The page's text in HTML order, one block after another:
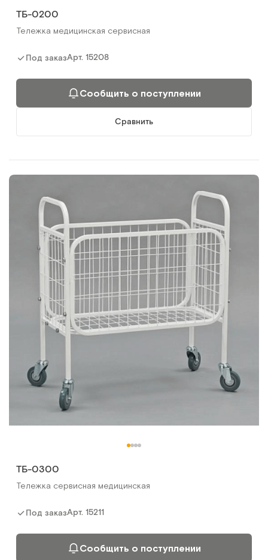
ТБ-0200
Тележка медицинская сервисная
Под заказАрт. 15208
Сообщить о поступлении
Сравнить
ТБ-0300
Тележка сервисная медицинская
Под заказАрт. 15211
Сообщить о поступлении